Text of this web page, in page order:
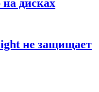
на дисках
не защищает